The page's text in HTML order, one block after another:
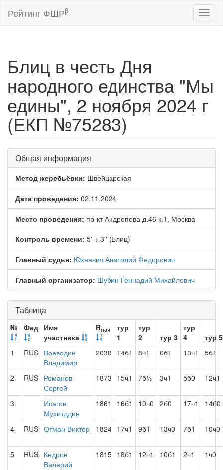
Рейтинг ФШРβ
Блиц в честь Дня
народного единства "Мы
едины", 2 ноября 2024 г
(ЕКП №75283)
Общая информация
Метод жеребьёвки: Швейцарская
Дата проведения: 02.11.2024
Место проведения: пр-кт Андропова д.46 к.1, Москва
Контроль времени: 5' + 3'' (Блиц)
Главный судья: Юхневич Анатолий Федорович
Главный организатор: Шубин Геннадий Михайлович
Таблица
№ Фед Имя
участника
Rнач
тур
1
тур
2
тур 3
тур
4
тур 5
1
RUS Воеводин
Владимир
2038 14б1 8ч1 6б1 13ч1 5б1
2 RUS Романов
Сергей
1873 15ч1 7б½ 3ч1 5б0 12ч1
3
Исагов
Мухитддин
1861 16б1 10ч0 2б0 17ч1 14б0
4 RUS Отман Виктор 1824 17ч1 9б1 13ч0 7б1 10ч0
5 RUS Кедров
Валерий
1815 18б1 12ч1 10б1 2ч1 1ч0